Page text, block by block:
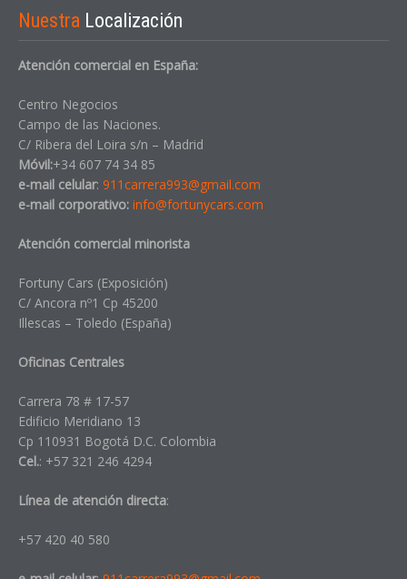
Nuestra Localización
Atención comercial en España:
Centro Negocios
Campo de las Naciones.
C/ Ribera del Loira s/n – Madrid
Móvil:+34 607 74 34 85
e-mail celular: 911carrera993@gmail.com
e-mail corporativo: info@fortunycars.com
Atención comercial minorista
Fortuny Cars (Exposición)
C/ Ancora nº1 Cp 45200
Illescas – Toledo (España)
Oficinas Centrales
Carrera 78 # 17-57
Edificio Meridiano 13
Cp 110931 Bogotá D.C. Colombia
Cel.: +57 321 246 4294
Línea de atención directa:
+57 420 40 580